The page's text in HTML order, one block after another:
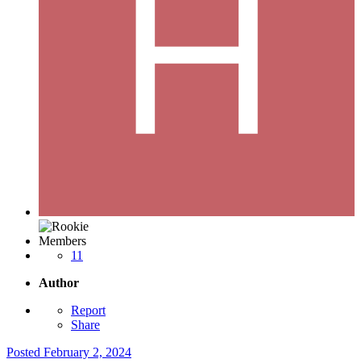
Members
11
Author
Report
Share
Posted February 2, 2024